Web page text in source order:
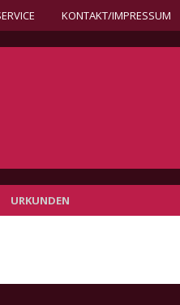
KONTAKT/IMPRESSUM
URKUNDEN